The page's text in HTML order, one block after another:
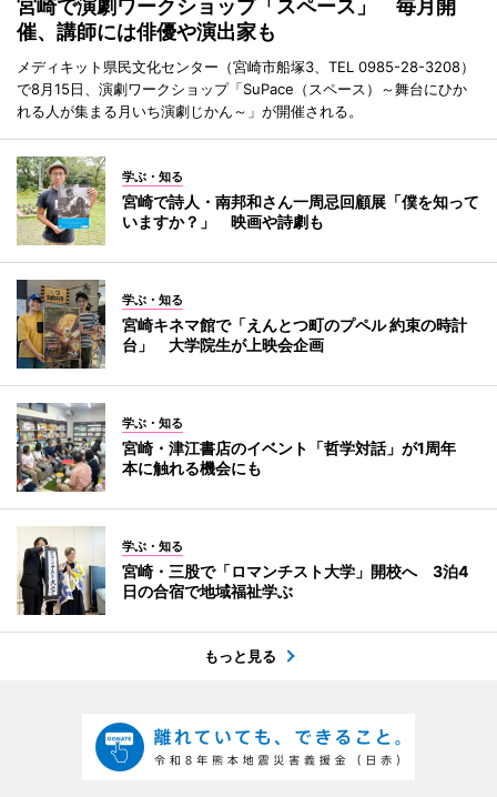
宮崎で演劇ワークショップ「スペース」 毎月開
催、講師には俳優や演出家も
メディキット県民文化センター（宮崎市船塚3、TEL 0985-28-3208）
で8月15日、演劇ワークショップ「SuPace（スペース）～舞台にひか
れる人が集まる月いち演劇じかん～」が開催される。
学ぶ・知る
宮崎で詩人・南邦和さん一周忌回顧展「僕を知って
いますか？」 映画や詩劇も
学ぶ・知る
宮崎キネマ館で「えんとつ町のプペル 約束の時計
台」 大学院生が上映会企画
学ぶ・知る
宮崎・津江書店のイベント「哲学対話」が1周年
本に触れる機会にも
学ぶ・知る
宮崎・三股で「ロマンチスト大学」開校へ 3泊4
日の合宿で地域福祉学ぶ
もっと見る